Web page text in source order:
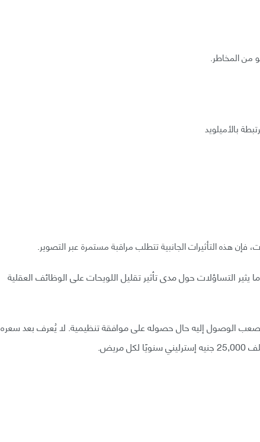
من المخاطر.
بالأميلويد
هذه التأثيرات الجانبية تتطلب مراقبة مستمرة عبر التصوير.
التساؤلات حول مدى تأثير تقليل اللويحات على الوظائف العقلية
الوصول إليه حال حصوله على موافقة تنظيمية. لا يُعرف بعد سعره
مريض.